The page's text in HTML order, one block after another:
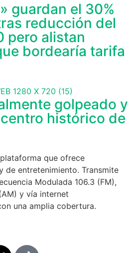
guardan el 30%
reducción del
pero alistan
bordearía tarifa
golpeado y
histórico de
que ofrece
de entretenimiento. Transmite
Modulada 106.3 (FM),
y vía internet
una amplia cobertura.